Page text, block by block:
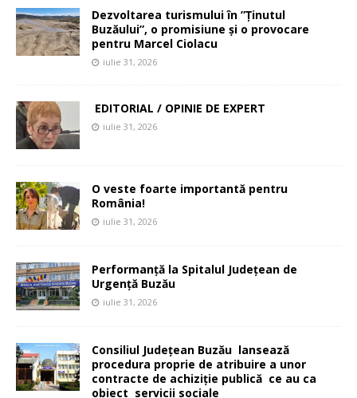
Dezvoltarea turismului în ”Ținutul
Buzăului”, o promisiune și o provocare
pentru Marcel Ciolacu
iulie 31, 2026
EDITORIAL / OPINIE DE EXPERT
iulie 31, 2026
O veste foarte importantă pentru
România!
iulie 31, 2026
Performanță la Spitalul Județean de
Urgență Buzău
iulie 31, 2026
Consiliul Județean Buzău lansează
procedura proprie de atribuire a unor
contracte de achiziție publică ce au ca
obiect servicii sociale